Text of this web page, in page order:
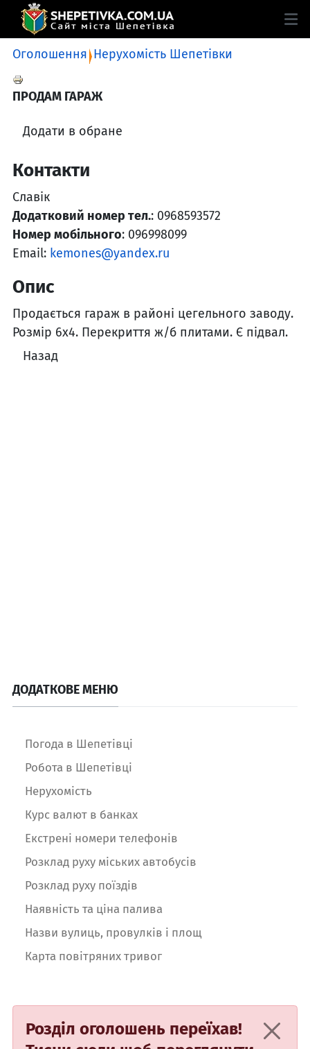
Оголошення Нерухомість Шепетівки
ПРОДАМ ГАРАЖ
Додати в обране
Контакти
Славік
Додатковий номер тел.: 0968593572
Номер мобільного: 096998099
Email: kemones@yandex.ru
Опис
Продається гараж в районі цегельного заводу.
Розмір 6х4. Перекриття ж/б плитами. Є підвал.
Назад
ДОДАТКОВЕ МЕНЮ
Погода в Шепетівці
Робота в Шепетівці
Нерухомість
Курс валют в банках
Екстрені номери телефонів
Розклад руху міських автобусів
Розклад руху поїздів
Наявність та ціна палива
Назви вулиць, провулків і площ
Карта повітряних тривог
Розділ оголошень переїхав!